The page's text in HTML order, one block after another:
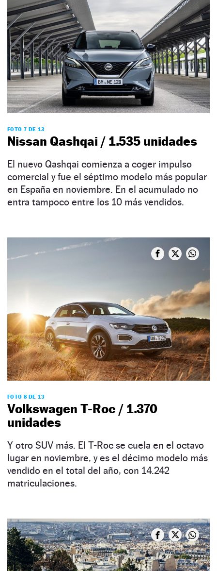
FOTO 7 DE 13
Nissan Qashqai / 1.535 unidades
El nuevo Qashqai comienza a coger impulso
comercial y fue el séptimo modelo más popular
en España en noviembre. En el acumulado no
entra tampoco entre los 10 más vendidos.
FOTO 8 DE 13
Volkswagen T-Roc / 1.370
unidades
Y otro SUV más. El T-Roc se cuela en el octavo
lugar en noviembre, y es el décimo modelo más
vendido en el total del año, con 14.242
matriculaciones.